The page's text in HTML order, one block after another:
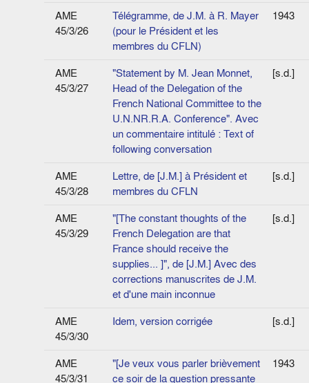
AME
45/3/26
Télégramme, de J.M. à R. Mayer
(pour le Président et les
membres du CFLN)
1943
AME
45/3/27
"Statement by M. Jean Monnet,
Head of the Delegation of the
French National Committee to the
U.N.NR.R.A. Conference". Avec
un commentaire intitulé : Text of
following conversation
[s.d.]
AME
45/3/28
Lettre, de [J.M.] à Président et
membres du CFLN
[s.d.]
AME
45/3/29
"[The constant thoughts of the
French Delegation are that
France should receive the
supplies... ]", de [J.M.] Avec des
corrections manuscrites de J.M.
et d'une main inconnue
[s.d.]
AME
45/3/30
Idem, version corrigée [s.d.]
AME
45/3/31
"[Je veux vous parler brièvement
ce soir de la question pres­sante
1943